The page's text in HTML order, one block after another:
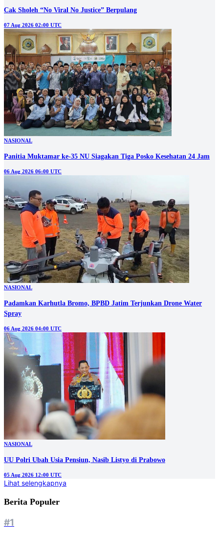
Cak Sholeh “No Viral No Justice” Berpulang
07 Aug 2026 02:00 UTC
NASIONAL
Panitia Muktamar ke-35 NU Siagakan Tiga Posko Kesehatan 24 Jam
06 Aug 2026 06:00 UTC
NASIONAL
Padamkan Karhutla Bromo, BPBD Jatim Terjunkan Drone Water
Spray
06 Aug 2026 04:00 UTC
NASIONAL
UU Polri Ubah Usia Pensiun, Nasib Listyo di Prabowo
05 Aug 2026 12:00 UTC
Lihat selengkapnya
Berita Populer
#1